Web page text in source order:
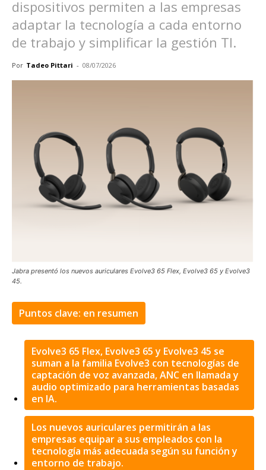
dispositivos permiten a las empresas
adaptar la tecnología a cada entorno
de trabajo y simplificar la gestión TI.
Por Tadeo Pittari - 08/07/2026
Jabra presentó los nuevos auriculares Evolve3 65 Flex, Evolve3 65 y Evolve3
45.
Puntos clave: en resumen
Evolve3 65 Flex, Evolve3 65 y Evolve3 45 se
suman a la familia Evolve3 con tecnologías de
captación de voz avanzada, ANC en llamada y
audio optimizado para herramientas basadas
en IA.
Los nuevos auriculares permitirán a las
empresas equipar a sus empleados con la
tecnología más adecuada según su función y
entorno de trabajo.